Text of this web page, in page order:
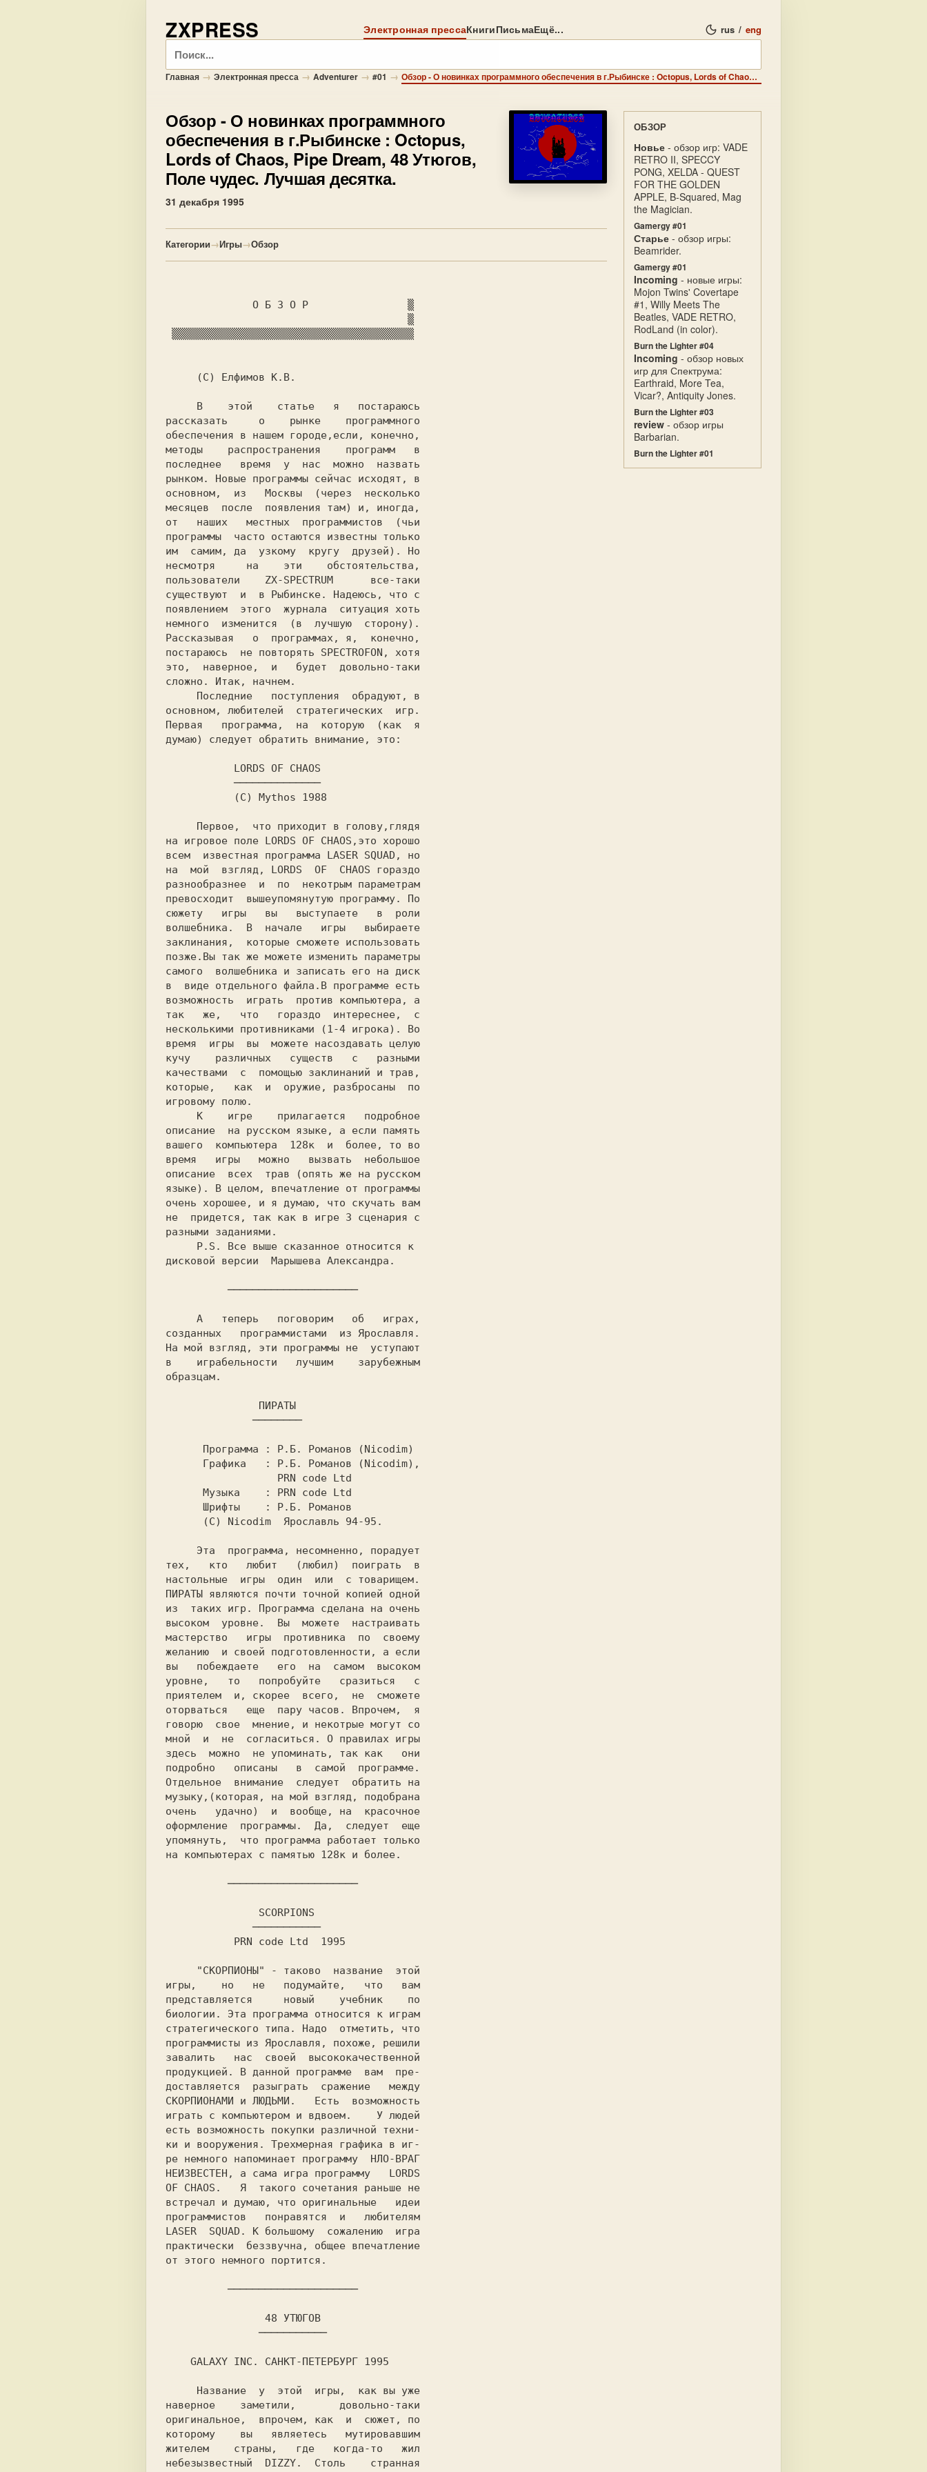
ZXPRESS Электронная прессаКнигиПисьмаЕщё... rus / eng
Поиск
Главная → Электронная пресса → Adventurer → #01 → Обзор - О новинках программного обеспечения в г.Рыбинске : Octopus, Lords of Chaos, Pipe Dream, 48 Утюгов, Поле чудес. Лучшая десятка.
Обзор - О новинках программного
обеспечения в г.Рыбинске : Octopus,
Lords of Chaos, Pipe Dream, 48 Утюгов,
Поле чудес. Лучшая десятка.
31 декабря 1995
Категории→Игры→Обзор
рассказать     о    рынке    программного
обеспечения в нашем городе,если, конечно,
методы    распространения    программ   в
последнее   время  у  нас  можно  назвать
рынком. Новые программы сейчас исходят, в
основном,  из   Москвы  (через  несколько
месяцев  после  появления там) и, иногда,
от   наших   местных  программистов  (чьи
программы  часто остаются известны только
им  самим, да  узкому  кругу  друзей). Но
несмотря     на    эти    обстоятельства,
пользователи
ZX-SPECTRUM
     все-таки
существуют  и  в Рыбинске. Надеюсь, что с
появлением  этого  журнала  ситуация хоть
немного  изменится  (в  лучшую  сторону).
Рассказывая   о  программах, я,  конечно,
постараюсь  не повторять SPECTROFON, хотя
это,  наверное,  и   будет  довольно-таки
сложно. Итак, начнем.
основном, любителей  стратегических  игр.
Первая   программа,  на  которую  (как  я
думаю) следует обратить внимание, это:
LORDS OF CHAOS
──────────────
на игровое поле LORDS OF CHAOS,это хорошо
всем  известная программа LASER SQUAD, но
на  мой  взгляд, LORDS  OF  CHAOS гораздо
разнообразнее  и  по  некотрым параметрам
превосходит  вышеупомянутую программу. По
сюжету   игры   вы   выступаете   в  роли
волшебника.  В  начале   игры   выбираете
заклинания,  которые сможете использовать
позже.Вы так же можете изменить параметры
самого  волшебника и записать его на диск
в  виде отдельного файла.В программе есть
возможность  играть  против компьютера, а
так   же,   что   гораздо  интереснее,  с
несколькими противниками (1-4 игрока). Во
время  игры  вы  можете насоздавать целую
кучу    различных   существ   с   разными
качествами  с  помощью заклинаний и трав,
которые,   как  и  оружие, разбросаны  по
игровому полю.
описание  на русском языке, а если память
вашего  компьютера  128к  и  более, то во
время   игры   можно   вызвать  небольшое
описание  всех  трав (опять же на русском
языке). В целом, впечатление от программы
очень хорошее, и я думаю, что скучать вам
не  придется, так как в игре 3 сценария с
разными заданиями.
дисковой версии Марышева Александра.
          ─────────────────────
созданных   программистами  из Ярославля.
На мой взгляд, эти программы не  уступают
в    играбельности   лучшим    зарубежным
образцам.
тех,   кто   любит   (любил)  поиграть  в
ПИРАТЫ являются почти точной копией одной
из  таких игр. Программа сделана на очень
высоком  уровне.  Вы  можете  настраивать
мастерство   игры  противника  по  своему
желанию  и своей подготовленности, а если
вы   побеждаете   его  на  самом  высоком
уровне,   то   попробуйте   сразиться   с
приятелем  и, скорее  всего,  не  сможете
оторваться   еще  пару часов. Впрочем,  я
говорю  свое  мнение, и некотрые могут со
мной  и  не  согласиться. О правилах игры
здесь  можно  не упоминать, так как   они
подробно   описаны   в  самой  программе.
Отдельное  внимание  следует  обратить на
музыку,(которая, на мой взгляд, подобрана
очень   удачно)  и  вообще, на  красочное
оформление  программы.  Да,  следует  еще
упомянуть,  что программа работает только
на компьютерах с памятью 128к и более.
          ─────────────────────
игры,    но   не   подумайте,   что   вам
представляется     новый    учебник    по
биологии. Эта программа относится к играм
стратегического типа. Надо  отметить, что
программисты из Ярославля, похоже, решили
завалить   нас  своей  высококачественной
продукцией. В данной программе  вам  пре-
СКОРПИОНАМИ и ЛЮДЬМИ.
  Есть  возможность
играть с компьютером и вдвоем.    У людей
есть возможность покупки различной техни-
ки и вооружения. Трехмерная графика в иг-
ре немного напоминает программу НЛО-ВРАГ
НЕИЗВЕСТЕН, а сама игра программу LORDS
OF CHAOS.
  Я  такого сочетания раньше не
встречал и думаю, что оригинальные   идеи
LASER  SQUAD. К большому  сожалению  игра
практически  беззвучна, общее впечатление
от этого немного портится.
          ─────────────────────
наверное    заметили,       довольно-таки
оригинальное,  впрочем, как  и  сюжет, по
которому    вы   являетесь   мутировавшим
жителем    страны,   где   когда-то   жил
небезызвестный DIZZY.
Столь    странная
ОБЗОР
Новье - обзор игр: VADE
RETRO II, SPECCY
PONG, XELDA - QUEST
FOR THE GOLDEN
APPLE, B-Squared, Mag
the Magician.
Gamergy #01
Старье - обзор игры:
Beamrider.
Gamergy #01
Incoming - новые игры:
Mojon Twins' Covertape
#1, Willy Meets The
Beatles, VADE RETRO,
RodLand (in color).
Burn the Lighter #04
Incoming - обзор новых
игр для Спектрума:
Earthraid, More Tea,
Vicar?, Antiquity Jones.
Burn the Lighter #03
review - обзор игры
Barbarian.
Burn the Lighter #01